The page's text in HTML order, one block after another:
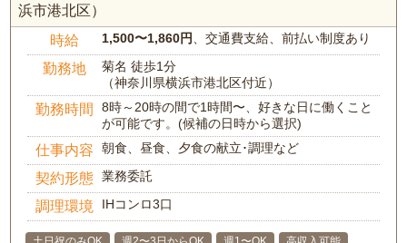
浜市港北区）
時給 1,500〜1,860円 、交通費支給、前払い制度あり
勤務地
菊名 徒歩1分
（神奈川県横浜市港北区付近）
勤務時間
8時～20時の間で1時間〜、好きな日に働くこと
が可能です。(候補の日時から選択)
仕事内容 朝食、昼食、夕食の献立･調理など
契約形態 業務委託
調理環境 IHコンロ3口